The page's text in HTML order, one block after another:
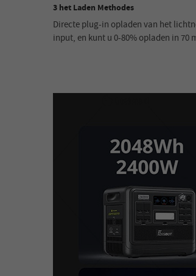
3 het Laden Methodes
Directe plug-in opladen van het
input, en kunt u 0-80% opladen in